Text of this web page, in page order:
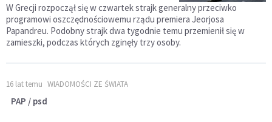
W Grecji rozpoczął się w czwartek strajk generalny przeciwko
programowi oszczędnościowemu rządu premiera Jeorjosa
Papandreu. Podobny strajk dwa tygodnie temu przemienił się w
zamieszki, podczas których zginęły trzy osoby.
16 lat temu WIADOMOŚCI ZE ŚWIATA
PAP / psd